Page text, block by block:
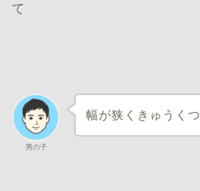
て
男の子
幅が狭くきゅうくつ